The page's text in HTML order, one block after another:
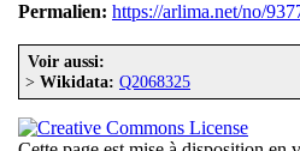
Permalien: https://arlima.net/no/
Voir aussi:
> Wikidata: Q2068325